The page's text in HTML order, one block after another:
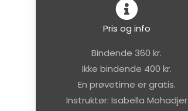
Pris og info
Bindende 360 kr.
Ikke bindende 400 kr.
En prøvetime er gratis.
Instruktør: Isabella Mohadjer